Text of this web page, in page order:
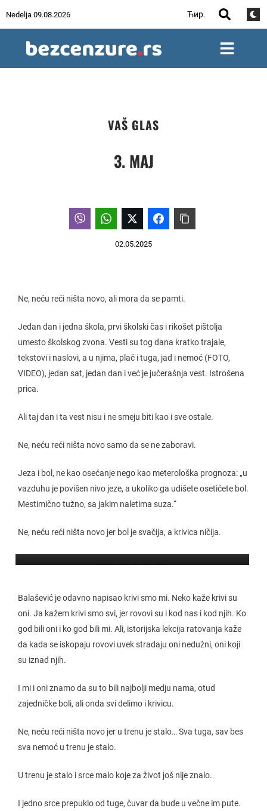
Nedelja 09.08.2026 Ћир.
VAŠ GLAS
3. MAJ
02.05.2025
Ne, neću reći ništa novo, ali mora da se pamti.
Jedan dan i jedna škola, prvi školski čas i rikošet pištolja
umesto školskog zvona. Vesti su tog dana kratko trajale,
tekstovi i naslovi, a u njima, plač i tuga, jad i nemoć (FOTO,
VIDEO), jedan sat, jedan dan i već je jučerašnja vest. Istrošena
prica.
Ali taj dan i ta vest nisu i ne smeju biti kao i sve ostale.
Ne, neću reći ništa novo samo da se ne zaboravi.
Jeza i bol, ne kao osećanje nego kao meterološka prognoza: „u
vazduhu je povišen nivo jeze, a ukoliko ga udišete osetićete bol.
Mestimično tužno, sa jakim naletima suza.“
Ne, neću reći ništa novo jer bol je svačija, a krivica ničija.
FOTOGRAFIJE: KTV
Balašević je odavno napisao krivi smo mi. Neko kaže krivi su
oni. Ja kažem krivi smo svi, jer rovovi su i kod nas i kod njih. Ko
god bili oni i ko god bili mi. Ali, istorijska lekcija ratovanja kaže
da kada se iskopaju rovovi uvek stradaju oni nedužni, oni koji
su iznad njih.
I mi i oni znamo da su to bili najbolji medju nama, otud
zajedničke boli, ali onda svi delimo i krivicu.
Ne, neću reći ništa novo jer u trenu je stalo… Sva tuga, sav bes
sva nemoć u trenu je stalo.
U trenu je stalo i srce malo koje za život još nije znalo.
I jedno srce prepuklo od tuge, čuvar da bude u večne im pute.